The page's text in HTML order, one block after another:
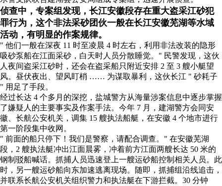
侦查中，专案组发现，长江安徽段存在重大盗采江砂犯
罪行为，这个非法采砂团伙一般在长江安徽芜湖等水域
活动，有明显的作案规律。
" 他们一般在深夜 11 时至凌晨 4 时左右，利用非法改装的隐形
吸砂泵船在江面采砂，白天时人员分散睡觉。" 民警发现，这伙
人夜间盗采江砂时，还会在盗采船只附近安排 2 至 3 艘小艇望
风。昼伏夜出、望风盯梢 …… 为谋取暴利，这伙长江 " 砂耗子
" 用足了手段。
经过长达 4 个多月的深挖，盐城警方从海量涉案信息中逐步掌握
了嫌疑人的主要事实及作案手法。今年 7 月，建湖警方会同安
徽、长航公安机关，调集 15 艘执法船艇，在安徽 4 个地市进行
第一阶段集中收网。
" 前面的船只停下！我们是警察，请配合调查。" 在安徽芜湖
段，2 艘执法艇冲出江面晨雾，冲着前方江面两艘长达 50 米的
钢制驳船喊话。抓捕人员迅速登上一艘运砂船控制相关人员。此
时，另一艘运砂船向东加速逃离现场。随即，抓捕组沿线追击，
并联系长航公安机关组织警力和执法艇在下游拦截。30 分钟